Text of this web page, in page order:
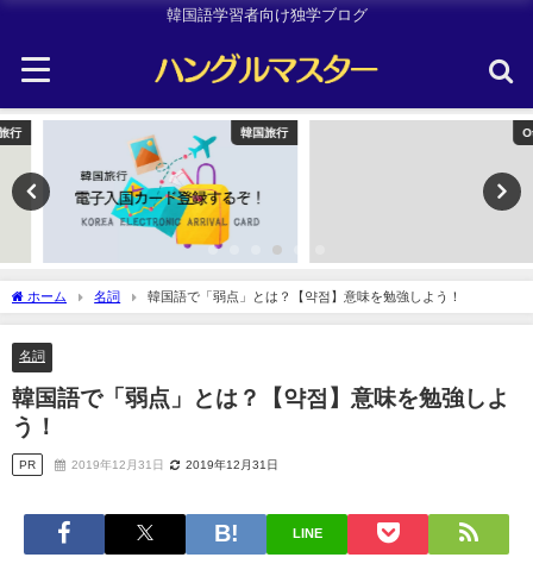
韓国語学習者向け独学ブログ
韓国旅行
ホーム 名詞 韓国語で「弱点」とは？【약점】意味を勉強しよう！
名詞
韓国語で「弱点」とは？【약점】意味を勉強しよ
う！
PR 2019年12月31日 2019年12月31日
LINE